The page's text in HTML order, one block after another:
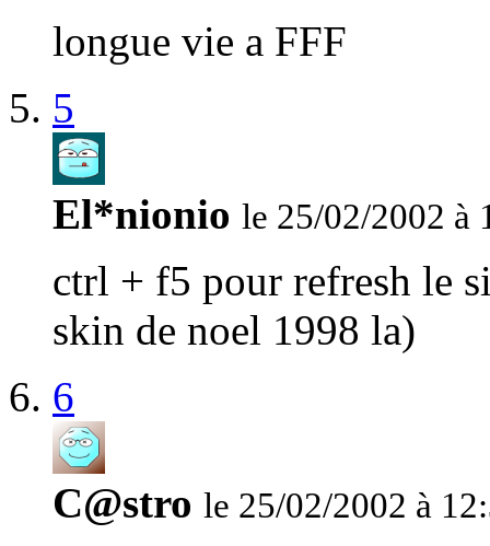
longue vie a FFF
5
El*nionio le 25/02/2002 à
ctrl + f5 pour refresh le
skin de noel 1998 la)
6
C@stro le 25/02/2002 à